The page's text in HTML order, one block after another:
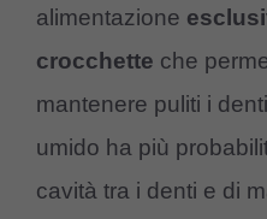
alimentazione
crocchette che
mantenere puliti i
umido ha più
cavità tra i denti e di